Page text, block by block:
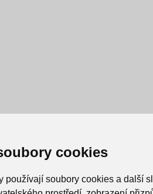
cookies
používají soubory cookies a další